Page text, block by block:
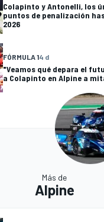
Colapinto y Antonelli, los
puntos de penalización
2026
FÓRMULA 14 d
"Veamos qué depara el
a Colapinto en Alpine a
Más de
Alpine